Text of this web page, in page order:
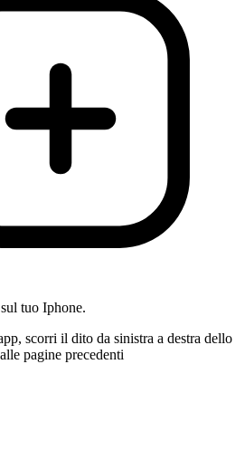
tuo Iphone.
scorri il dito da sinistra a destra dello
pagine precedenti